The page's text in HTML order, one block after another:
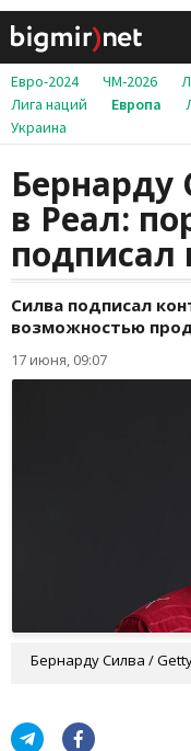
Евро-2024 ЧМ-2026
Лига наций
Европа
Украина
Бернарду
в Реал:
подписал
Силва подписал
возможностью
17 июня, 09:07
Бернарду Силва /